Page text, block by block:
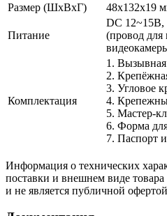
Размер (ШxВxГ)
48x132x19
Питание
DC
(провод для
Комплектация
1.
2.
3. Угловое
4.
5. Мастер-
6. Форма
7. Паспорт
Информация о технических
поставки и внешнем виде
и не является публичной